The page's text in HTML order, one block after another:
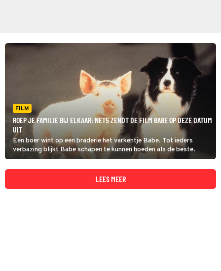
FILM
ROEP JE FAMILIE BIJ ELKAAR: NET5 ZENDT DE FILM BABE OP DEZE DATUM
UIT
Een boer wint op een braderie het varkentje Babe. Tot ieders
verbazing blijkt Babe schapen te kunnen hoeden als de beste.
LEES MEER